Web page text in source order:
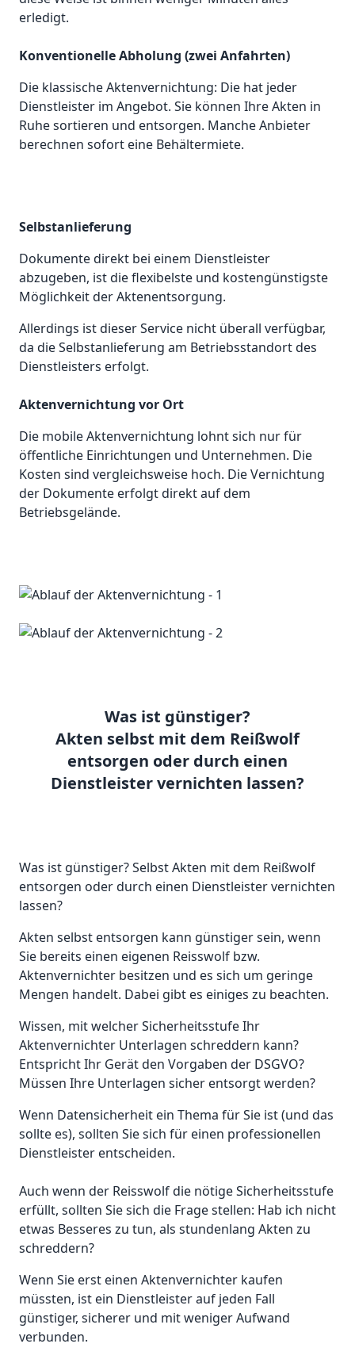
erledigt.
Konventionelle Abholung (zwei Anfahrten)
Die klassische Aktenvernichtung: Die hat jeder
Dienstleister im Angebot. Sie können Ihre Akten in
Ruhe sortieren und entsorgen. Manche Anbieter
berechnen sofort eine Behältermiete.
Selbstanlieferung
Dokumente direkt bei einem Dienstleister
abzugeben, ist die flexibelste und kostengünstigste
Möglichkeit der Aktenentsorgung.
Allerdings ist dieser Service nicht überall verfügbar,
da die Selbstanlieferung am Betriebsstandort des
Dienstleisters erfolgt.
Aktenvernichtung vor Ort
Die mobile Aktenvernichtung lohnt sich nur für
öffentliche Einrichtungen und Unternehmen. Die
Kosten sind vergleichsweise hoch. Die Vernichtung
der Dokumente erfolgt direkt auf dem
Betriebsgelände.
Was ist günstiger?
Akten selbst mit dem Reißwolf
entsorgen oder durch einen
Dienstleister vernichten lassen?
Was ist günstiger? Selbst Akten mit dem Reißwolf
entsorgen oder durch einen Dienstleister vernichten
lassen?
Akten selbst entsorgen kann günstiger sein, wenn
Sie bereits einen eigenen Reisswolf bzw.
Aktenvernichter besitzen und es sich um geringe
Mengen handelt. Dabei gibt es einiges zu beachten.
Wissen, mit welcher Sicherheitsstufe Ihr
Aktenvernichter Unterlagen schreddern kann?
Entspricht Ihr Gerät den Vorgaben der DSGVO?
Müssen Ihre Unterlagen sicher entsorgt werden?
Wenn Datensicherheit ein Thema für Sie ist (und das
sollte es), sollten Sie sich für einen professionellen
Dienstleister entscheiden.
Auch wenn der Reisswolf die nötige Sicherheitsstufe
erfüllt, sollten Sie sich die Frage stellen: Hab ich nicht
etwas Besseres zu tun, als stundenlang Akten zu
schreddern?
Wenn Sie erst einen Aktenvernichter kaufen
müssten, ist ein Dienstleister auf jeden Fall
günstiger, sicherer und mit weniger Aufwand
verbunden.